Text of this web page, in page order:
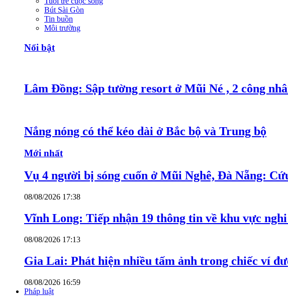
Bút Sài Gòn
Tin buồn
Môi trường
Nổi bật
Lâm Đồng: Sập tường resort ở Mũi Né , 2 công
Nắng nóng có thể kéo dài ở Bắc bộ và Trung bộ
Mới nhất
Vụ 4 người bị sóng cuốn ở Mũi Nghê, Đà Nẵng:
08/08/2026 17:38
Vĩnh Long: Tiếp nhận 19 thông tin về khu vực
08/08/2026 17:13
Gia Lai: Phát hiện nhiều tấm ảnh trong chiếc ví
08/08/2026 16:59
Pháp luật